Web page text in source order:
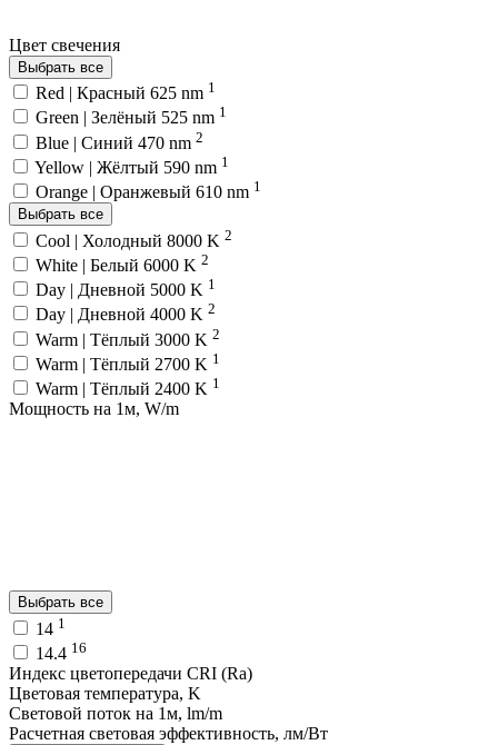
Цвет свечения
Выбрать все
Red | Красный 625 nm 1
Green | Зелёный 525 nm 1
Blue | Синий 470 nm 2
Yellow | Жёлтый 590 nm 1
Orange | Оранжевый 610 nm 1
Выбрать все
Cool | Холодный 8000 K 2
White | Белый 6000 K 2
Day | Дневной 5000 K 1
Day | Дневной 4000 K 2
Warm | Тёплый 3000 K 2
Warm | Тёплый 2700 K 1
Warm | Тёплый 2400 K 1
Мощность на 1м, W/m
Выбрать все
14 1
14.4 16
Индекс цветопередачи CRI (Ra)
Цветовая температура, K
Световой поток на 1м, lm/m
Расчетная световая эффективность, лм/Вт